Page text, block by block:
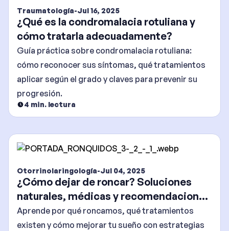
Traumatología-Jul 16, 2025
¿Qué es la condromalacia rotuliana y
cómo tratarla adecuadamente?
Guía práctica sobre condromalacia rotuliana:
cómo reconocer sus síntomas, qué tratamientos
aplicar según el grado y claves para prevenir su
progresión.
4 min. lectura
Otorrinolaringología-Jul 04, 2025
¿Cómo dejar de roncar? Soluciones
naturales, médicas y recomendaciones
efectivas
Aprende por qué roncamos, qué tratamientos
existen y cómo mejorar tu sueño con estrategias